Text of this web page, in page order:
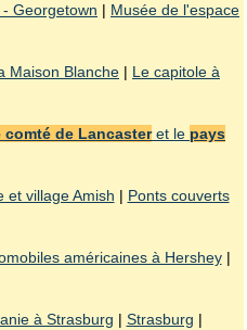
Georgetown | Musée de l'espace
Maison Blanche | Le capitole à
comté de Lancasteret le pays
et village Amish | Ponts couverts
américaines à Hershey|
à Strasburg | Strasburg |